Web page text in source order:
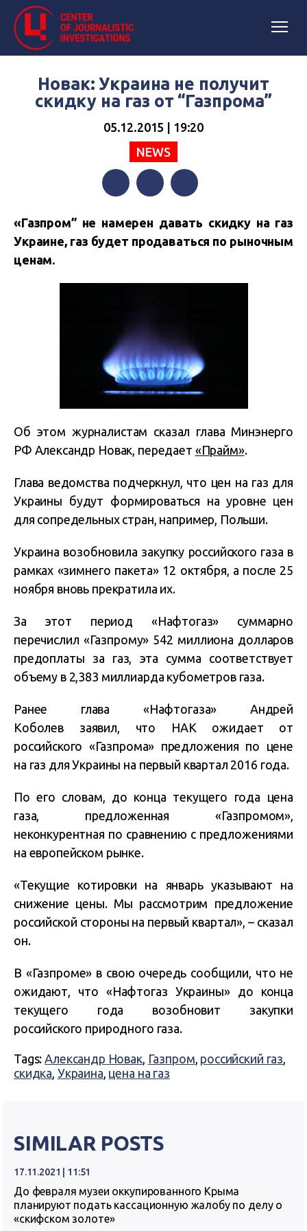
Новак: Украина не получит
скидку на газ от “Газпрома”
05.12.2015 | 19:20
NEWS
«Газпром” не намерен давать скидку на газ
Украине, газ будет продаваться по рыночным
ценам.
Об этом журналистам сказал глава Минэнерго
РФ Александр Новак, передает «Прайм».
Глава ведомства подчеркнул, что цен на газ для
Украины будут формироваться на уровне цен
для сопредельных стран, например, Польши.
Украина возобновила закупку российского газа в
рамках «зимнего пакета» 12 октября, а после 25
ноября вновь прекратила их.
За этот период «Нафтогаз» суммарно
перечислил «Газпрому» 542 миллиона долларов
предоплаты за газ, эта сумма соответствует
объему в 2,383 миллиарда кубометров газа.
Ранее глава «Нафтогаза» Андрей
Коболев заявил, что НАК ожидает от
российского «Газпрома» предложения по цене
на газ для Украины на первый квартал 2016 года.
По его словам, до конца текущего года цена
газа, предложенная «Газпромом»,
неконкурентная по сравнению с предложениями
на европейском рынке.
«Текущие котировки на январь указывают на
снижение цены. Мы рассмотрим предложение
российской стороны на первый квартал», – сказал
он.
В «Газпроме» в свою очередь сообщили, что не
ожидают, что «Нафтогаз Украины» до конца
текущего года возобновит закупки
российского природного газа.
Tags:Александр Новак, Газпром, российский газ,
скидка, Украина, цена на газ
SIMILAR POSTS
17.11.2021 | 11:51
До февраля музеи оккупированного Крыма
планируют подать кассационную жалобу по делу о
«скифском золоте»